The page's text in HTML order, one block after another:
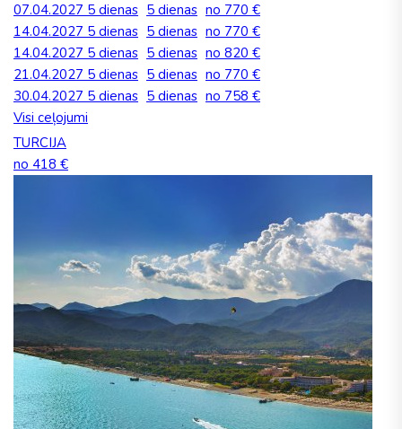
07.04.2027 5 dienas 5 dienas no 770 €
14.04.2027 5 dienas 5 dienas no 770 €
14.04.2027 5 dienas 5 dienas no 820 €
21.04.2027 5 dienas 5 dienas no 770 €
30.04.2027 5 dienas 5 dienas no 758 €
Visi ceļojumi
TURCIJA
no 418 €